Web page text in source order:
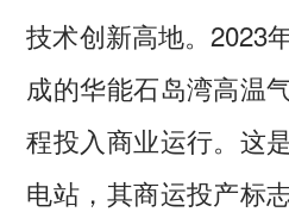
技术创新高地。2023
成的华能石岛湾高温
程投入商业运行。这
电站，其商运投产标